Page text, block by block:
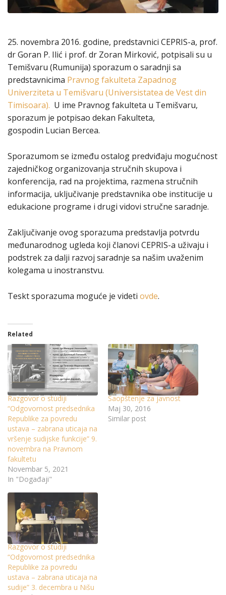
25. novembra 2016. godine, predstavnici CEPRIS-a, prof.
dr Goran P. Ilić i prof. dr Zoran Mirković, potpisali su u
Temišvaru (Rumunija) sporazum o saradnji sa
predstavnicima Pravnog fakulteta Zapadnog
Univerziteta u Temišvaru (Universistatea de Vest din
Timisoara). U ime Pravnog fakulteta u Temišvaru,
sporazum je potpisao dekan Fakulteta,
gospodin Lucian Bercea.
Sporazumom se između ostalog predviđaju mogućnost
zajedničkog organizovanja stručnih skupova i
konferencija, rad na projektima, razmena stručnih
informacija, uključivanje predstavnika obe institucije u
edukacione programe i drugi vidovi stručne saradnje.
Zaključivanje ovog sporazuma predstavlja potvrdu
međunarodnog ugleda koji članovi CEPRIS-a uživaju i
podstrek za dalji razvoj saradnje sa našim uvaženim
kolegama u inostranstvu.
Teskt sporazuma moguće je videti ovde.
Related
Razgovor o studiji
“Odgovornost predsednika
Republike za povredu
ustava – zabrana uticaja na
vršenje sudijske funkcije” 9.
novembra na Pravnom
fakultetu
Novembar 5, 2021
In "Događaji"
Saopštenje za javnost
Maj 30, 2016
Similar post
Razgovor o studiji
“Odgovornost predsednika
Republike za povredu
ustava – zabrana uticaja na
sudije” 3. decembra u Nišu